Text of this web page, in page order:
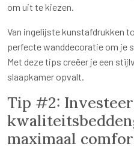
om uit te kiezen.
Van ingelijste kunstafdrukken
perfecte wanddecoratie om je
Met deze tips creëer je een
slaapkamer opvalt.
Tip #2:
maximaal